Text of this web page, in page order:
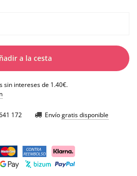
a la cesta
sin intereses de 1.40€.
172 Envíogratis disponible